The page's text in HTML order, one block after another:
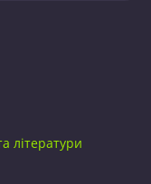
літератури